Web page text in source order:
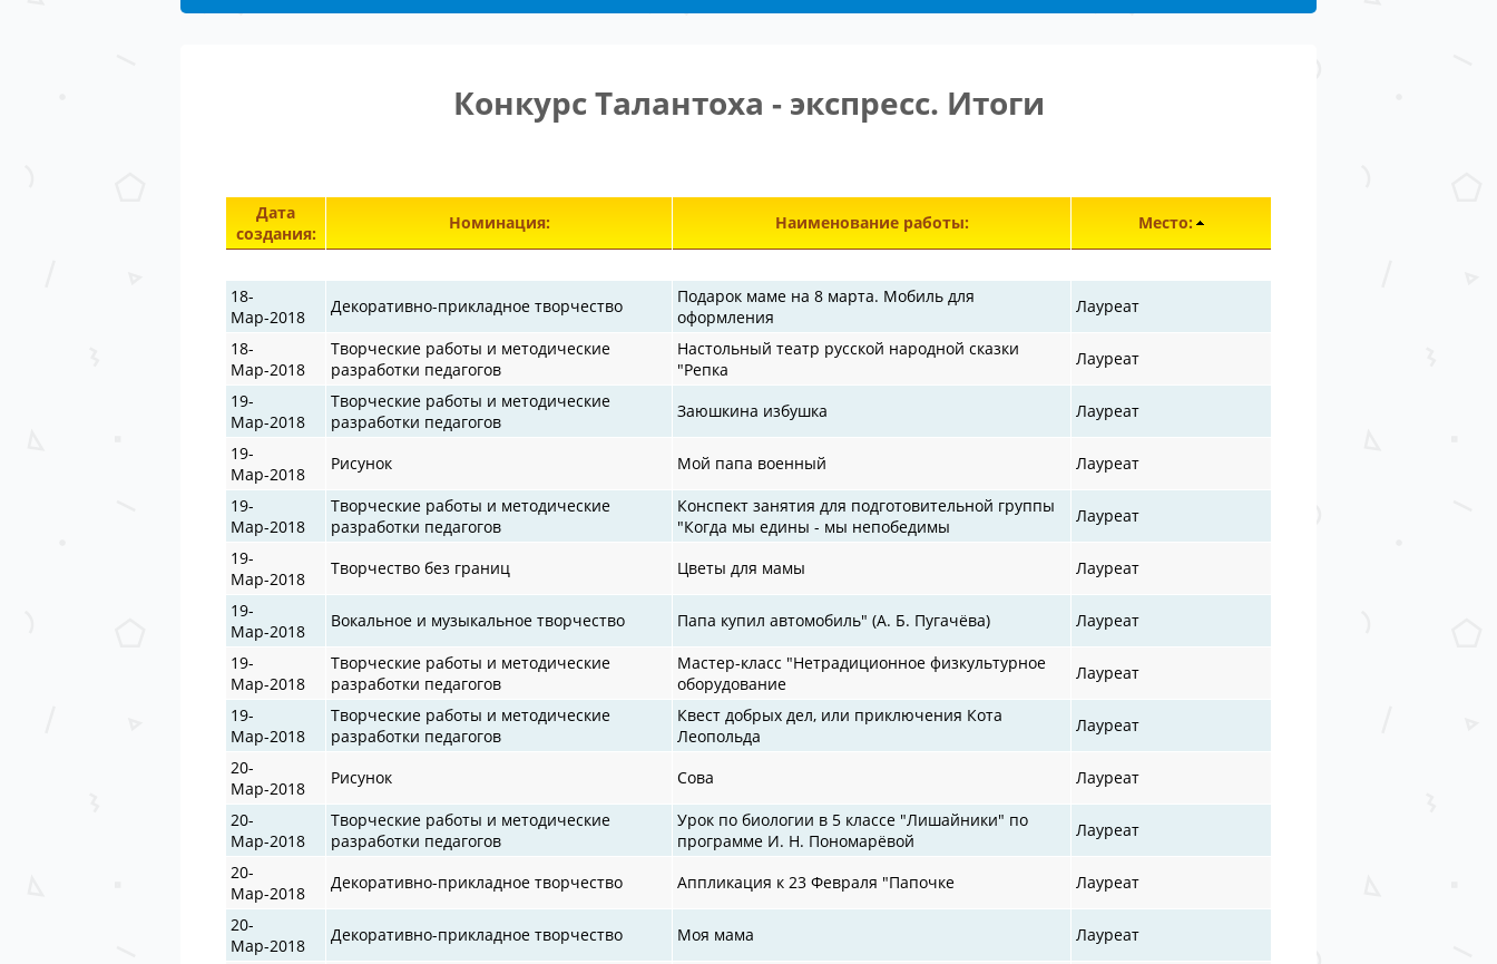
Конкурс Талантоха - экспресс. Итоги
Дата
создания:
Номинация: Наименование работы: Место:
18-
Мар-2018
Декоративно-прикладное творчество
Подарок маме на 8 марта. Мобиль для
оформления
Лауреат
18-
Мар-2018
Творческие работы и методические
разработки педагогов
Настольный театр русской народной сказки
"Репка
Лауреат
19-
Мар-2018
Творческие работы и методические
разработки педагогов
Заюшкина избушка
Лауреат
19-
Мар-2018
Рисунок Мой папа военный
Лауреат
19-
Мар-2018
Творческие работы и методические
разработки педагогов
Конспект занятия для подготовительной группы
"Когда мы едины - мы непобедимы
Лауреат
19-
Мар-2018
Творчество без границ Цветы для мамы
Лауреат
19-
Мар-2018
Вокальное и музыкальное творчество Папа купил автомобиль" (А. Б. Пугачёва)
Лауреат
19-
Мар-2018
Творческие работы и методические
разработки педагогов
Мастер-класс "Нетрадиционное физкультурное
оборудование
Лауреат
19-
Мар-2018
Творческие работы и методические
разработки педагогов
Квест добрых дел, или приключения Кота
Леопольда
Лауреат
20-
Мар-2018
Рисунок Сова
Лауреат
20-
Мар-2018
Творческие работы и методические
разработки педагогов
Урок по биологии в 5 классе "Лишайники" по
программе И. Н. Пономарёвой
Лауреат
20-
Мар-2018
Декоративно-прикладное творчество Аппликация к 23 Февраля "Папочке
Лауреат
20-
Мар-2018
Декоративно-прикладное творчество Моя мама
Лауреат